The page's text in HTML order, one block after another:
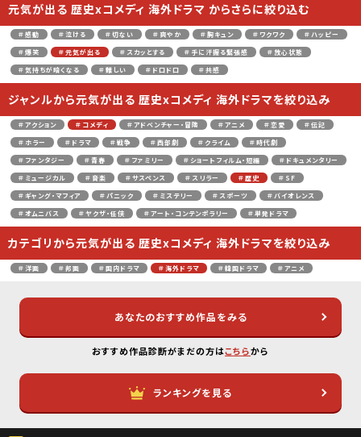
元気が出る 歴史xコメディ 海外ドラマ からさらに絞り込む
＃感動 ＃泣ける ＃切ない ＃爽やか ＃胸キュン ＃ワクワク
＃ハッピー
＃爆笑
＃元気が出る ＃スカッとする ＃手に汗握る緊張感
＃放心状態
＃気持ちが暗くなる
＃難しい ＃ドロドロ ＃共感
ジャンルから元気が出る 歴史xコメディ 海外ドラマを絞り込み
＃アクション ＃コメディ ＃アドベンチャー・冒険 ＃アニメ ＃恋愛
＃伝記
＃ホラー
＃ドラマ ＃戦争 ＃西部劇 ＃クライム
＃時代劇
＃ファンタジー
＃青春 ＃ファミリー ＃ショートフィルム・短編
＃ドキュメンタリー
＃ミュージカル
＃音楽 ＃サスペンス ＃スリラー ＃歴史
＃SF
＃ギャング・マフィア
＃パニック ＃ミステリー ＃スポーツ
＃バイオレンス
＃オムニバス
＃ヤクザ・任侠 ＃アート・コンテンポラリー ＃単発ドラマ
カテゴリから元気が出る 歴史xコメディ 海外ドラマを絞り込み
＃洋画 ＃邦画 ＃国内ドラマ ＃海外ドラマ ＃韓国ドラマ ＃アニメ
あなたのおすすめ作品をみる
おすすめ作品診断がまだの方はこちらから
ランキングを見る